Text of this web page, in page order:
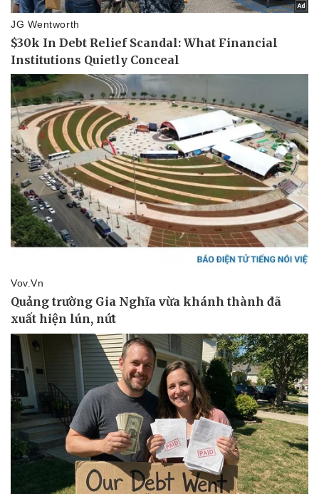
Kinh tế
Bất động sản
Khởi nghiệp
Thị trường
Giá vàng
Tiêu dùng
Tỷ giá
Chứng khoán
Giá cà phê